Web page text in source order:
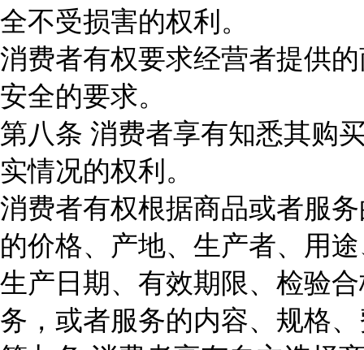
全不受损害的权利。
消费者有权要求经营者提供
安全的要求。
第八条 消费者享有知悉其购
实情况的权利。
消费者有权根据商品或者服
的价格、产地、生产者、用
生产日期、有效期限、检验
务，或者服务的内容、规格